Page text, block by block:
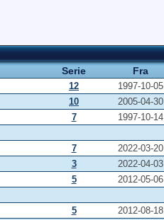
Serie Fra
12
1997-10-05
10
2005-04-30
7 1997-10-14
7
2022-03-20
3
2022-04-03
5 2012-05-06
5
2012-08-18